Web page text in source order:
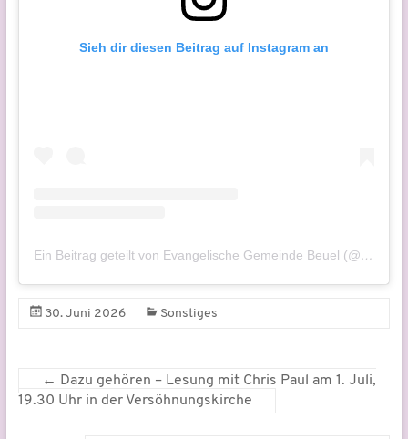
Sieh dir diesen Beitrag auf Instagram an
Ein Beitrag geteilt von Evangelische Gemeinde Beuel (@evangelisch.beuel)
30. Juni 2026 Sonstiges
←
Dazu gehören – Lesung mit Chris Paul am 1. Juli,
19.30 Uhr in der Versöhnungskirche